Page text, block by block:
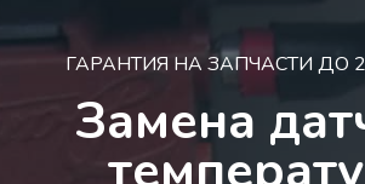
ГАРАНТИЯ НА ЗАПЧАСТИ ДО
Замена